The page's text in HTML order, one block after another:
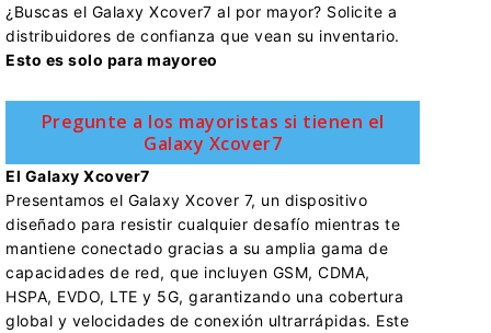
¿Buscas el Galaxy Xcover7 al por mayor? Solicite a
distribuidores de confianza que vean su inventario.
Esto es solo para mayoreo
Pregunte a los mayoristas si tienen el
Galaxy Xcover7
El Galaxy Xcover7
Presentamos el Galaxy Xcover 7, un dispositivo
diseñado para resistir cualquier desafío mientras te
mantiene conectado gracias a su amplia gama de
capacidades de red, que incluyen GSM, CDMA,
HSPA, EVDO, LTE y 5G, garantizando una cobertura
global y velocidades de conexión ultrarrápidas. Este